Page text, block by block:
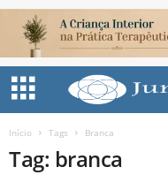
Início Tags Branca
Tag: branca